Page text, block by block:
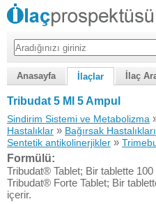
Anasayfa İlaçlar İlaç
Tribudat 5 Ml 5 Ampul
Sindirim Sistemi ve Metabolizma
Hastalıklar » Bağırsak Hastalıkları
Sentetik antikolinerjikler »
Formülü:
Tribudat® Tablet; Bir tablette
Tribudat® Forte Tablet; Bir
içerir.